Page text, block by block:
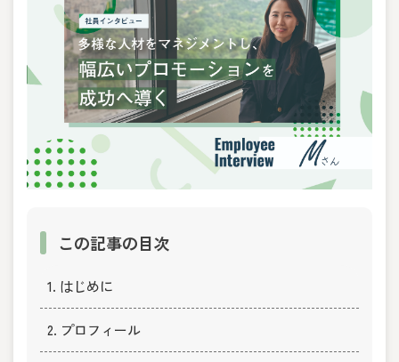
この記事の目次
1. はじめに
2. プロフィール